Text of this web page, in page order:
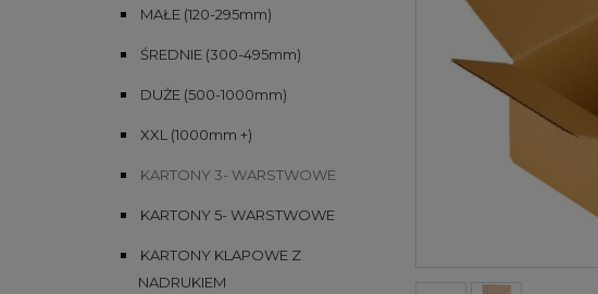
MAŁE (120-295mm)
ŚREDNIE (300-495mm)
DUŻE (500-1000mm)
XXL (1000mm +)
KARTONY 3- WARSTWOWE
KARTONY 5- WARSTWOWE
KARTONY KLAPOWE Z
NADRUKIEM